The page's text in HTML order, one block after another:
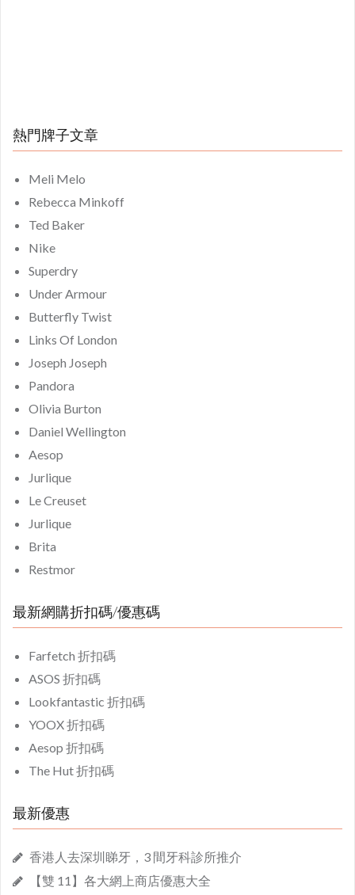
熱門牌子文章
Meli Melo
Rebecca Minkoff
Ted Baker
Nike
Superdry
Under Armour
Butterfly Twist
Links Of London
Joseph Joseph
Pandora
Olivia Burton
Daniel Wellington
Aesop
Jurlique
Le Creuset
Jurlique
Brita
Restmor
最新網購折扣碼/優惠碼
Farfetch 折扣碼
ASOS 折扣碼
Lookfantastic 折扣碼
YOOX 折扣碼
Aesop 折扣碼
The Hut 折扣碼
最新優惠
香港人去深圳睇牙，3 間牙科診所推介
【雙 11】各大網上商店優惠大全